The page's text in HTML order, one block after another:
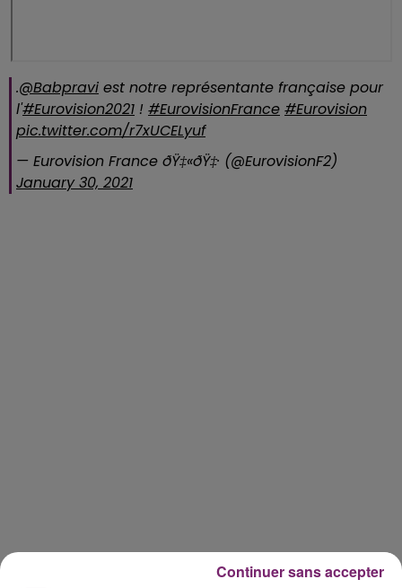
.@Babpravi est notre représentante française pour
l'#Eurovision2021 ! #EurovisionFrance #Eurovision
pic.twitter.com/r7xUCELyuf
— Eurovision France ðŸ‡«ðŸ‡· (@EurovisionF2)
January 30, 2021
Continuer sans accepter